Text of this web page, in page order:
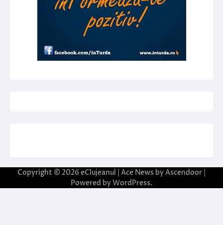
Copyright © 2026 eClujeanul | Ace News by Ascendoor
Powered by WordPress.